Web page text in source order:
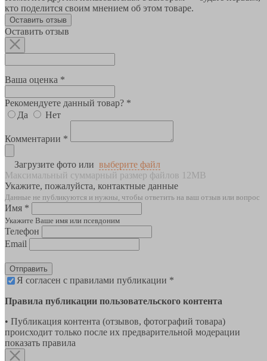
кто поделится своим мнением об этом товаре.
Оставить отзыв
Оставить отзыв
Ваша оценка *
Рекомендуете данный товар? *
Да
Нет
Комментарии *
Загрузите фото или выберите файл
Максимальный суммарный размер файлов 12MB
Укажите, пожалуйста, контактные данные
Данные не публикуются и нужны, чтобы ответить на ваш отзыв или вопрос
Имя *
Укажите Ваше имя или псевдоним
Телефон
Email
Отправить
Я согласен с правилами публикации *
Правила публикации пользовательского контента
• Публикация контента (отзывов, фотографий товара)
происходит только после их предварительной модерации
показать правила